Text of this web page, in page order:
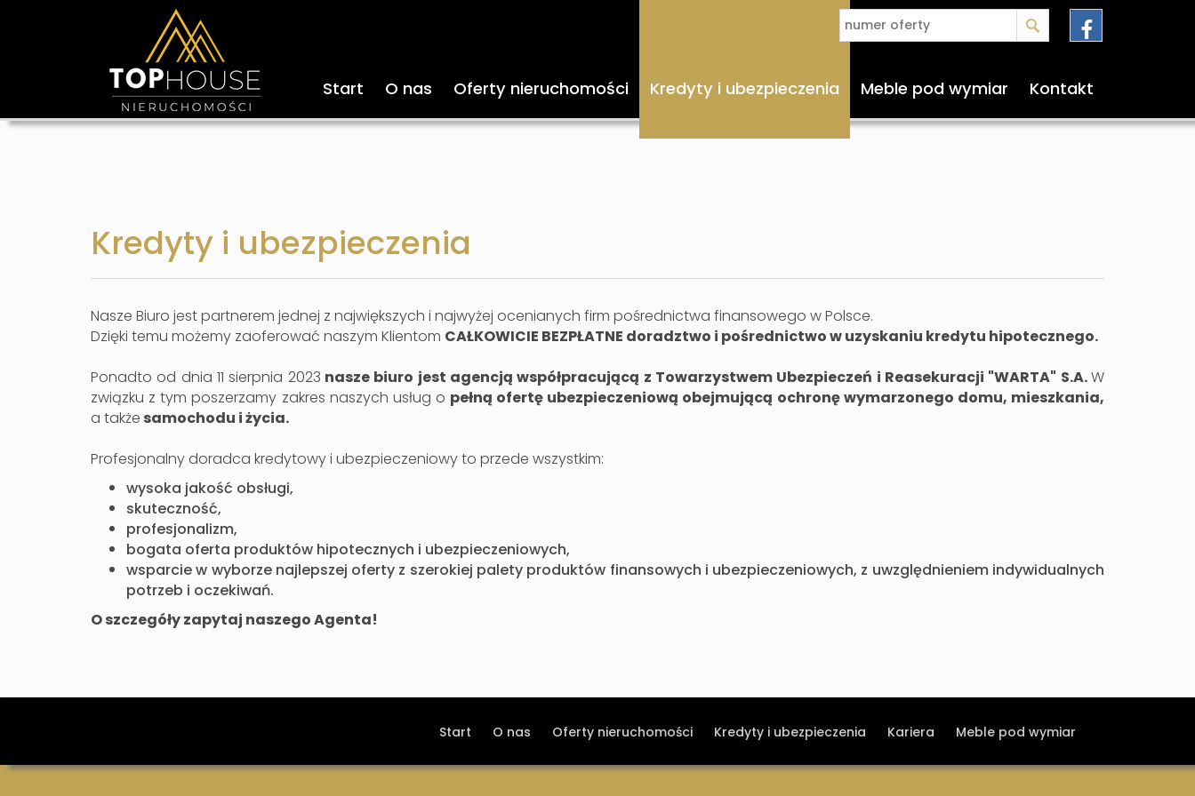
Start O nas Oferty nieruchomości Kredyty i ubezpieczenia Meble pod wymiar Kontakt
Kredyty i ubezpieczenia
Nasze Biuro jest partnerem jednej z największych i najwyżej ocenianych firm pośrednictwa finansowego w Polsce.
Dzięki temu możemy zaoferować naszym Klientom CAŁKOWICIE BEZPŁATNE doradztwo i pośrednictwo w uzyskaniu kredytu hipotecznego.
Ponadto od dnia 11 sierpnia 2023 nasze biuro jest agencją współpracującą z Towarzystwem Ubezpieczeń i Reasekuracji "WARTA" S.A.W
związku z tym poszerzamy zakres naszych usług o pełną ofertę ubezpieczeniową obejmującą ochronę wymarzonego domu, mieszkania,
a także samochodu i życia.
Profesjonalny doradca kredytowy i ubezpieczeniowy to przede wszystkim:
wysoka jakość obsługi,
skuteczność,
profesjonalizm,
bogata oferta produktów hipotecznych i ubezpieczeniowych,
wsparcie w wyborze najlepszej oferty z szerokiej palety produktów finansowych i ubezpieczeniowych, z uwzględnieniem indywidualnych
potrzeb i oczekiwań.
O szczegóły zapytaj naszego Agenta!
Start O nas Oferty nieruchomości Kredyty i ubezpieczenia Kariera Meble pod wymiar